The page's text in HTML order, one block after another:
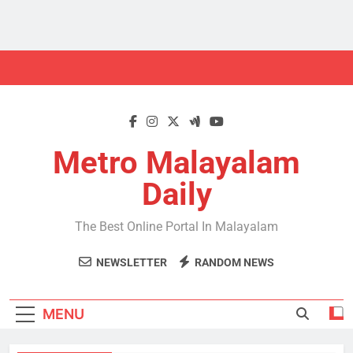
Metro Malayalam
Daily
The Best Online Portal In Malayalam
NEWSLETTER RANDOM NEWS
MENU